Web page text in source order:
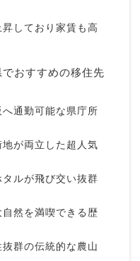
しており家賃も高
おすすめの移住先
へ通勤可能な県庁所
地が両立した超人気
タルが飛び交い抜群
自然を満喫できる歴
抜群の伝統的な農山